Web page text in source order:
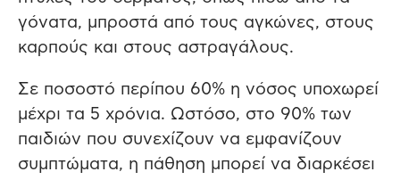
γόνατα, μπροστά από τους αγκώνες, στους
καρπούς και στους αστραγάλους.
Σε ποσοστό περίπου 60% η νόσος υποχωρεί
μέχρι τα 5 χρόνια. Ωστόσο, στο 90% των
παιδιών που συνεχίζουν να εμφανίζουν
συμπτώματα, η πάθηση μπορεί να διαρκέσει